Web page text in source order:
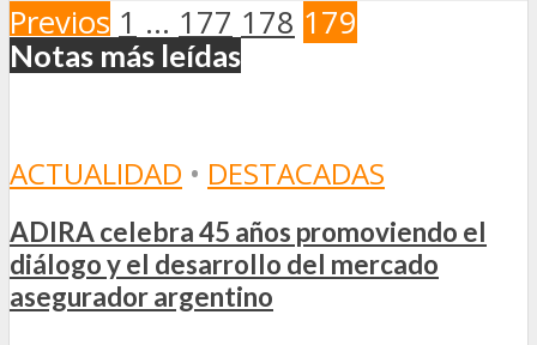
Previos 1 … 177 178 179
Notas más leídas
ACTUALIDAD • DESTACADAS
ADIRA celebra 45 años promoviendo el
diálogo y el desarrollo del mercado
asegurador argentino